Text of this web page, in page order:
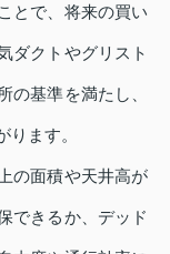
とで、将来の買い
ダクトやグリスト
の基準を満たし、
ます。
の面積や天井高が
できるか、デッド